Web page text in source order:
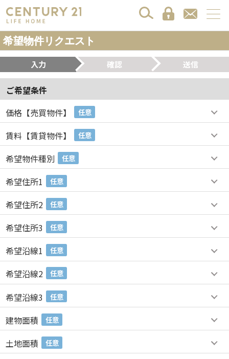
希望物件リクエスト
入力 確認 送信
ご希望条件
価格【売買物件】
任意
賃料【賃貸物件】 任意
希望物件種別 任意
希望住所1 任意
希望住所2 任意
希望住所3 任意
希望沿線1 任意
希望沿線2 任意
希望沿線3 任意
建物面積 任意
土地面積 任意